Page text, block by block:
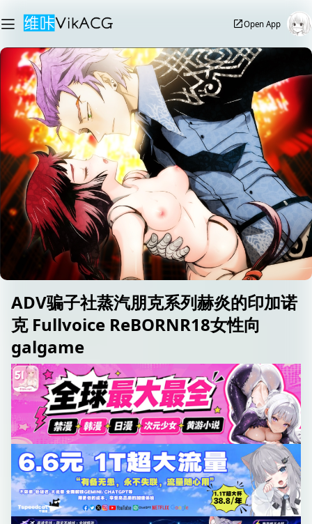
Open App
ADV骗子社蒸汽朋克系列赫炎的印加诺
克 Fullvoice ReBORNR18女性向
galgame